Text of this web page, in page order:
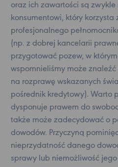
oraz ich zawartości są
konsumentowi, który korzysta
profesjonalnego
(np. z dobrej kancelarii
przygotować pozew, w
wspomnieliśmy może
na rozprawę wskazanych
pośrednik kredytowy). Warto
dysponuje prawem do
także może zadecydować o
dowodów. Przyczyną
nieprzydatność danego
sprawy lub niemożliwość